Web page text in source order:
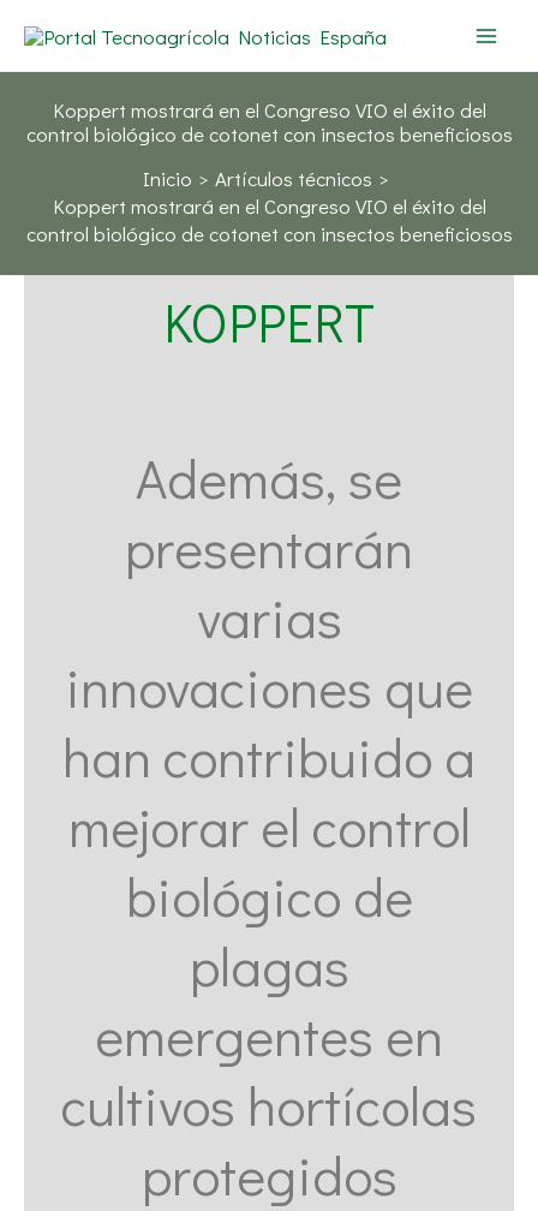
contenido
Koppert mostrará en el Congreso VIO el éxito del
control biológico de cotonet con insectos beneficiosos
Inicio
Artículos técnicos
Koppert mostrará en el Congreso VIO el éxito del
control biológico de cotonet con insectos beneficiosos
KOPPERT
Además, se
presentarán
varias
innovaciones que
han contribuido a
mejorar el control
biológico de
plagas
emergentes en
cultivos hortícolas
protegidos